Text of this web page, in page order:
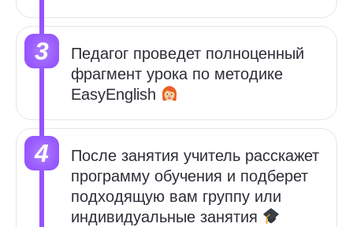
Педагог проведет полноценный
фрагмент урока по методике
EasyEnglish
После занятия учитель расскажет
программу обучения и подберет
подходящую вам группу или
индивидуальные занятия